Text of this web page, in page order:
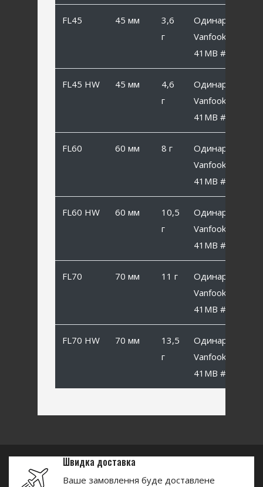
FL45 45 мм
3,6
г
Одинарный
Vanfook SP-
41MB #2
FL45 HW 45 мм
4,6
г
Одинарный
Vanfook SP-
41MB #2
FL60 60 мм 8 г
Одинарный
Vanfook SP-
41MB #1
FL60 HW 60 мм
10,5
г
Одинарный
Vanfook SP-
41MB #1
FL70 70 мм 11 г
Одинарный
Vanfook SP-
41MB #1
FL70 HW 70 мм
13,5
г
Одинарный
Vanfook SP-
41MB #1
Швидка доставка
Ваше замовлення буде доставлене